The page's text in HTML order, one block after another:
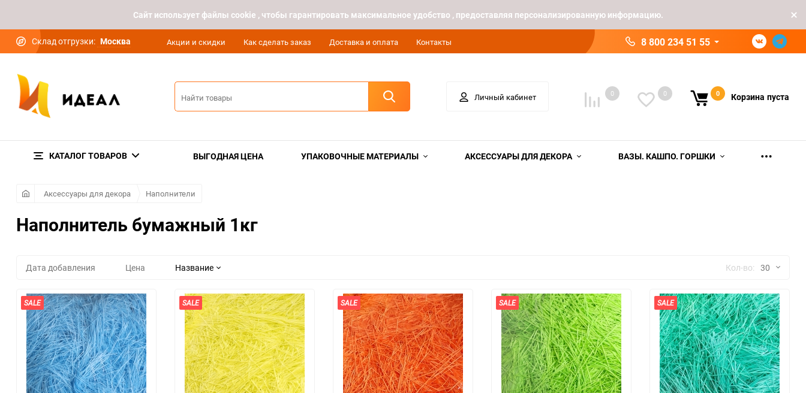
Cайт использует файлы cookie , чтобы гарантировать максимальное удобство , предоставляя персонализированную информацию.
Склад отгрузки: Москва Акции и скидки Как сделать заказ Доставка и оплата Контакты 8 800 234 51 55
Личный кабинет 0 0 0 Корзина пуста
КАТАЛОГ ТОВАРОВ ВЫГОДНАЯ ЦЕНА УПАКОВОЧНЫЕ МАТЕРИАЛЫ АКСЕССУАРЫ ДЛЯ ДЕКОРА ВАЗЫ. КАШПО. ГОРШКИ
Аксессуары для декора Наполнители
Наполнитель бумажный 1кг
Дата добавления Цена Название Кол-во: 30
30
60
90
150
SALE SALE SALE SALE SALE